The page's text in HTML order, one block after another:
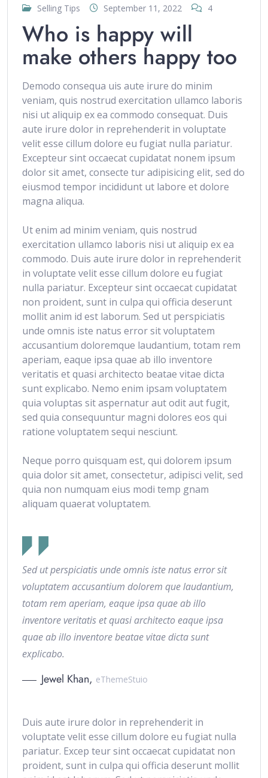
Selling Tips September 11, 2022 4
Who is happy will
make others happy too
Demodo consequa uis aute irure do minim
veniam, quis nostrud exercitation ullamco laboris
nisi ut aliquip ex ea commodo consequat. Duis
aute irure dolor in reprehenderit in voluptate
velit esse cillum dolore eu fugiat nulla pariatur.
Excepteur sint occaecat cupidatat nonem ipsum
dolor sit amet, consecte tur adipisicing elit, sed do
eiusmod tempor incididunt ut labore et dolore
magna aliqua.
Ut enim ad minim veniam, quis nostrud
exercitation ullamco laboris nisi ut aliquip ex ea
commodo. Duis aute irure dolor in reprehenderit
in voluptate velit esse cillum dolore eu fugiat
nulla pariatur. Excepteur sint occaecat cupidatat
non proident, sunt in culpa qui officia deserunt
mollit anim id est laborum. Sed ut perspiciatis
unde omnis iste natus error sit voluptatem
accusantium doloremque laudantium, totam rem
aperiam, eaque ipsa quae ab illo inventore
veritatis et quasi architecto beatae vitae dicta
sunt explicabo. Nemo enim ipsam voluptatem
quia voluptas sit aspernatur aut odit aut fugit,
sed quia consequuntur magni dolores eos qui
ratione voluptatem sequi nesciunt.
Neque porro quisquam est, qui dolorem ipsum
quia dolor sit amet, consectetur, adipisci velit, sed
quia non numquam eius modi temp gnam
aliquam quaerat voluptatem.
Sed ut perspiciatis unde omnis iste natus error sit
voluptatem accusantium dolorem que laudantium,
totam rem aperiam, eaque ipsa quae ab illo
inventore veritatis et quasi architecto eaque ipsa
quae ab illo inventore beatae vitae dicta sunt
explicabo.
Jewel Khan, eThemeStuio
Duis aute irure dolor in reprehenderit in
voluptate velit esse cillum dolore eu fugiat nulla
pariatur. Excep teur sint occaecat cupidatat non
proident, sunt in culpa qui officia deserunt mollit